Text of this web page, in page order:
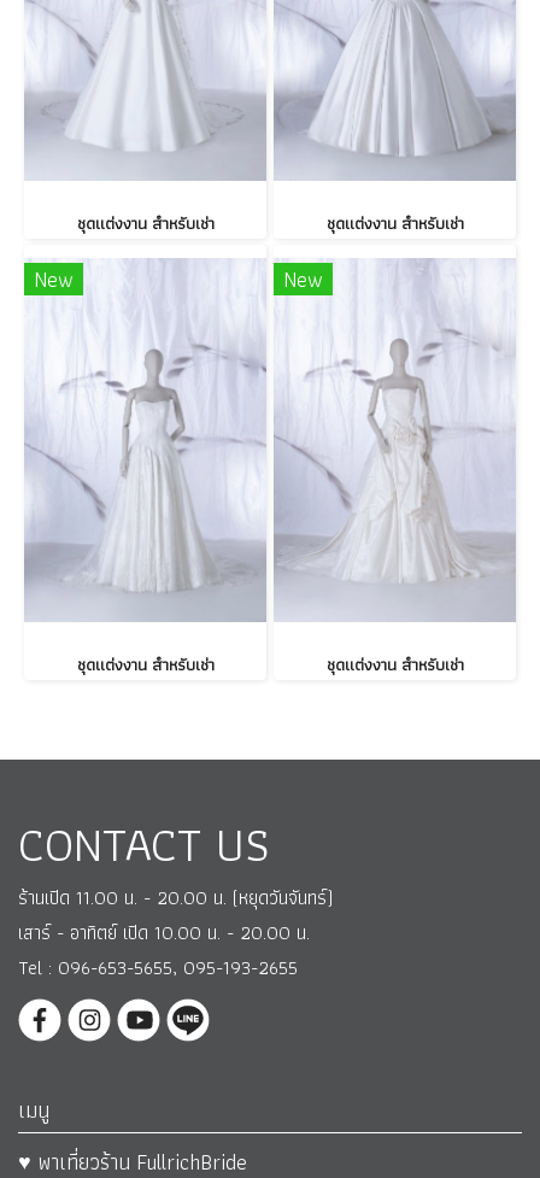
ชุดแต่งงาน สำหรับเช่า ชุดแต่งงาน สำหรับเช่า
New
ชุดแต่งงาน สำหรับเช่า
New
ชุดแต่งงาน สำหรับเช่า
CONTACT US
ร้านเปิด 11.00 น. - 20.00 น. (หยุดวันจันทร์)
เสาร์ - อาทิตย์ เปิด 10.00 น. - 20.00 น.
Tel : 096-653-5655, 095-193-2655
เมนู
♥ พาเที่ยวร้าน FullrichBride